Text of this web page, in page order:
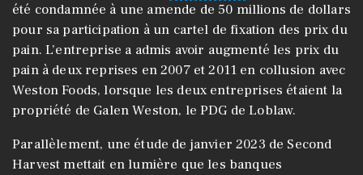
été condamnée à une amende de 50 millions de dollars
pour sa participation à un cartel de fixation des prix du
pain. L’entreprise a admis avoir augmenté les prix du
pain à deux reprises en 2007 et 2011 en collusion avec
Weston Foods, lorsque les deux entreprises étaient la
propriété de Galen Weston, le PDG de Loblaw.
Parallèlement, une étude de janvier 2023 de Second
Harvest mettait en lumière que les banques